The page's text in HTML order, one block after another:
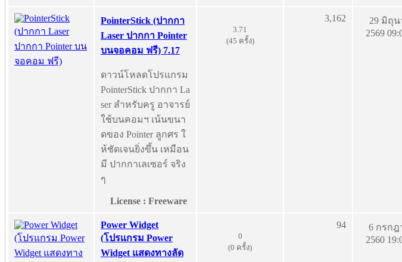
PointerStick (ปากกา
Laser ปากกา Pointer
บนจอคอม ฟรี) 7.17
ดาวน์โหลดโปรแกรม
PointerStick ปากกา La
ser สำหรับครู อาจารย์
ใช้บนคอมฯ เน้นขนา
ดของ Pointer ลูกศร ใ
ห้ชัดเจนยิ่งขึ้น เหมือน
มี ปากกาเลเซอร์ จริง
ๆ
License : Freeware
3.71
(45 ครั้ง)
3,162
29 มิถุ
2569
Power Widget
(โปรแกรม Power
Widget แสดงทางลัด
0
(0 ครั้ง)
94
6 กรกฎ
2560